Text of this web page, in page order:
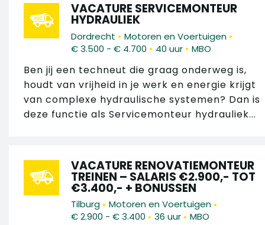
VACATURE SERVICEMONTEUR
HYDRAULIEK
Dordrecht • Motoren en Voertuigen •
€ 3.500 - € 4.700 • 40 uur • MBO
Ben jij een techneut die graag onderweg is,
houdt van vrijheid in je werk en energie krijgt
van complexe hydraulische systemen? Dan is
deze functie als Servicemonteur hydrauliek...
VACATURE RENOVATIEMONTEUR
TREINEN – SALARIS €2.900,- TOT
€3.400,- + BONUSSEN
Tilburg • Motoren en Voertuigen •
€ 2.900 - € 3.400 • 36 uur • MBO